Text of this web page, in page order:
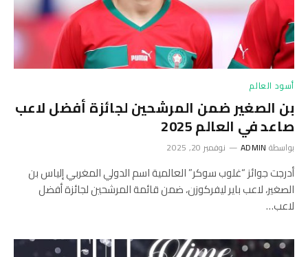
أسود العالم
بن الصغير ضمن المرشحين لجائزة أفضل لاعب
صاعد في العالم 2025
بواسطة ADMIN نوفمبر 20, 2025
أدرجت جوائز “غلوب سوكر” العالمية اسم الدولي المغربي إلياس بن
الصغير، لاعب باير ليفركوزن، ضمن قائمة المرشحين لجائزة أفضل
لاعب…